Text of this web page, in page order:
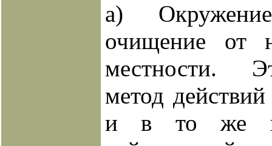
а)
очищение от
местности.
метод
и в то же